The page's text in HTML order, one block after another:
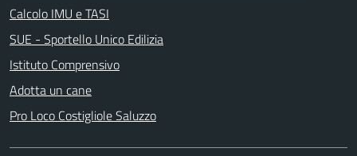
Calcolo IMU e TASI
SUE - Sportello Unico Edilizia
Istituto Comprensivo
Adotta un cane
Pro Loco Costigliole Saluzzo